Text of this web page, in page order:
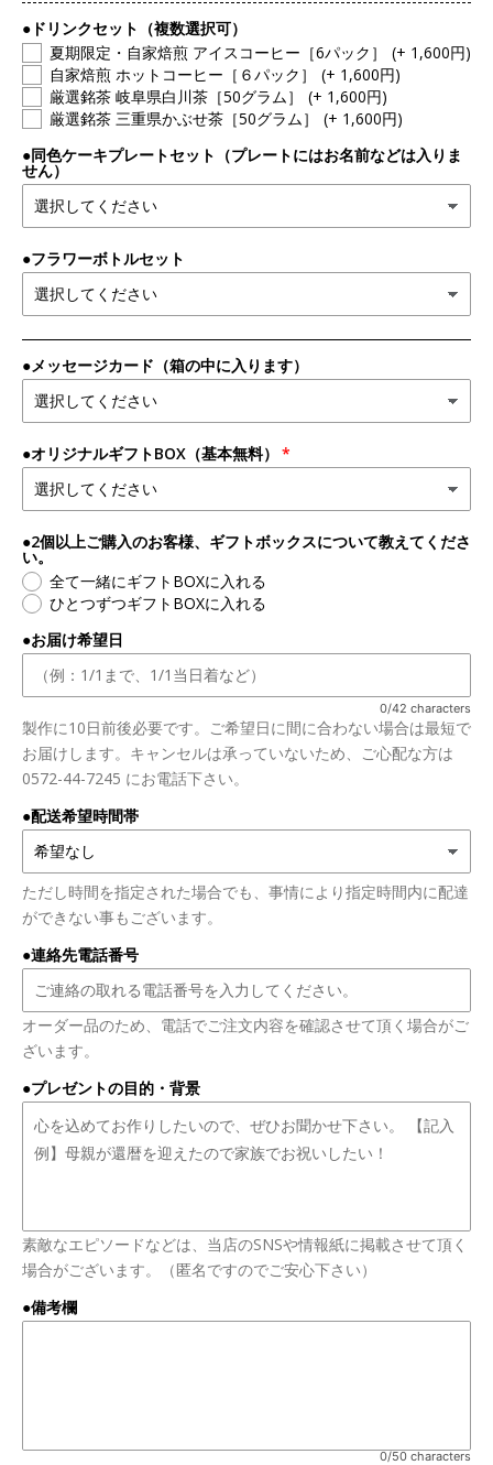
●ドリンクセット（複数選択可）
夏期限定・自家焙煎 アイスコーヒー［6パック］
(+ 1,600円)
自家焙煎 ホットコーヒー［６パック］
(+ 1,600円)
厳選銘茶 岐阜県白川茶［50グラム］
(+ 1,600円)
厳選銘茶 三重県かぶせ茶［50グラム］
(+ 1,600円)
●同色ケーキプレートセット（プレートにはお名前などは入りま
せん）
●フラワーボトルセット
●メッセージカード（箱の中に入ります）
●オリジナルギフトBOX（基本無料）
●2個以上ご購入のお客様、ギフトボックスについて教えてくださ
い。
全て一緒にギフトBOXに入れる
ひとつずつギフトBOXに入れる
●お届け希望日
0/42 characters
製作に10日前後必要です。ご希望日に間に合わない場合は最短で
お届けします。キャンセルは承っていないため、ご心配な方は
0572-44-7245 にお電話下さい。
●配送希望時間帯
ただし時間を指定された場合でも、事情により指定時間内に配達
ができない事もございます。
●連絡先電話番号
オーダー品のため、電話でご注文内容を確認させて頂く場合がご
ざいます。
●プレゼントの目的・背景
素敵なエピソードなどは、当店のSNSや情報紙に掲載させて頂く
場合がございます。（匿名ですのでご安心下さい）
●備考欄
0/50 characters